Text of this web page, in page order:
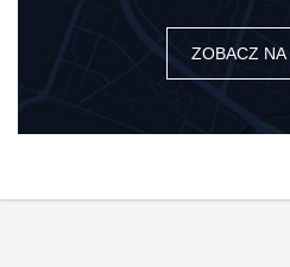
ZOBACZ NA